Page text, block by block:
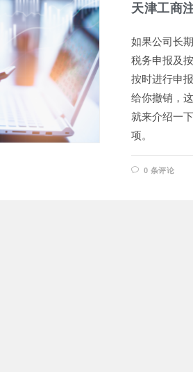
天津工商
如果公司长
税务申报及
按时进行申
给你撤销，
就来介绍一
项。
0 条评论